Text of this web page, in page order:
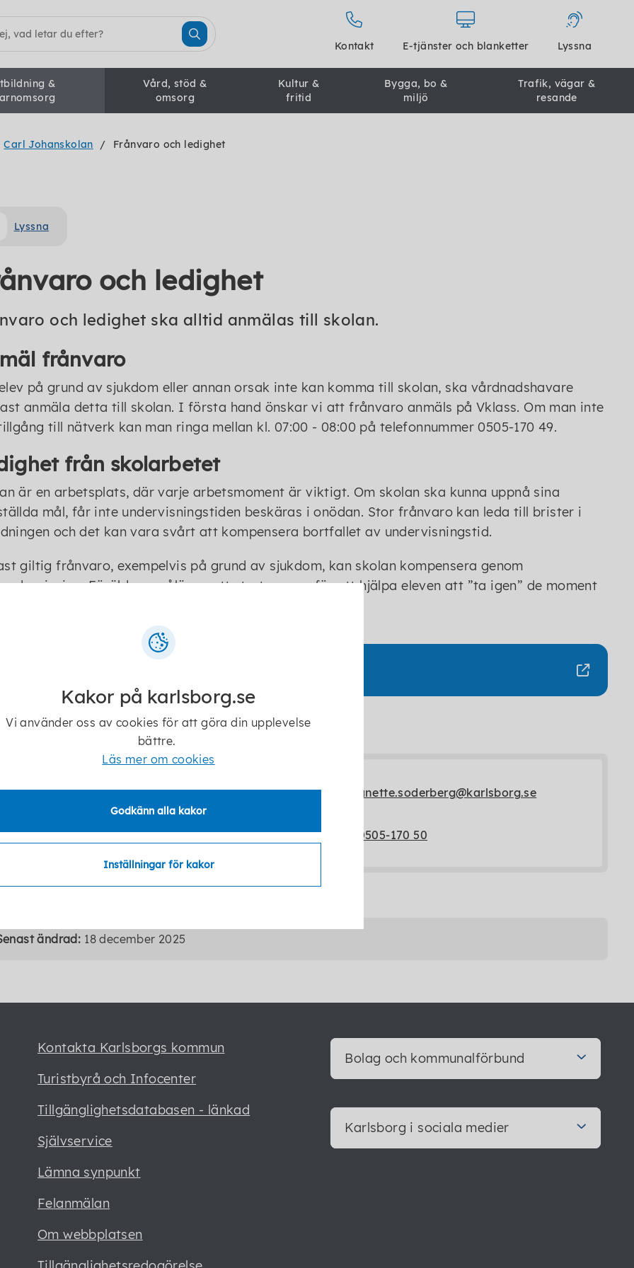
Kontakt E-tjänster och blanketter Lyssna
&
Vård, stöd &
omsorg
Kultur &
fritid
Bygga, bo &
miljö
Trafik, vägar &
resande
Carl Johanskolan Frånvaro och ledighet
Lyssna
och ledighet
och ledighet ska alltid anmälas till skolan.
frånvaro
på grund av sjukdom eller annan orsak inte kan komma till skolan, ska vårdnadshavare
anmäla detta till skolan. I första hand önskar vi att frånvaro anmäls på Vklass. Om man inte
till nätverk kan man ringa mellan kl. 07:00 - 08:00 på telefonnummer 0505-170 49.
från skolarbetet
är en arbetsplats, där varje arbetsmoment är viktigt. Om skolan ska kunna uppnå sina
mål, får inte undervisningstiden beskäras i onödan. Stor frånvaro kan leda till brister i
och det kan vara svårt att kompensera bortfallet av undervisningstid.
giltig frånvaro, exempelvis på grund av sjukdom, kan skolan kompensera genom
Föräldrarna åläggs ett stort ansvar för att hjälpa eleven att ”ta igen” de moment
Söderberg anette.soderberg@karlsborg.se
0505-170 50
ändrad: 18 december 2025
Kontakta Karlsborgs kommun
Turistbyrå och Infocenter
Tillgänglighetsdatabasen - länkad
Självservice
Lämna synpunkt
Felanmälan
Om webbplatsen
Bolag och kommunalförbund
Karlsborg i sociala medier
Kakor på karlsborg.se
Vi använder oss av cookies för att göra din upplevelse
bättre.
Läs mer om cookies
Godkänn alla kakor
Inställningar för kakor